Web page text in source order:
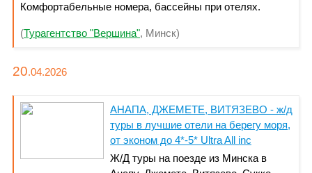
Комфортабельные номера, бассейны при отелях.
тёплым климатом и развитой инфраструктурой. От 1170
трансферами
(Турагентство "Вершина", Минск)
20.04.2026
АНАПА, ДЖЕМЕТЕ, ВИТЯЗЕВО - ж/д
туры в лучшие отели на берегу моря,
от эконом до 4*-5* Ultra All inc
Ж/Д туры на поезде из Минска в